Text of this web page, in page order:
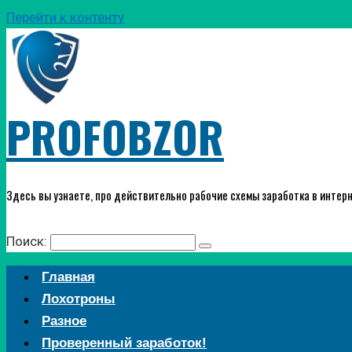
Перейти к контенту
PROFOBZOR
Здесь вы узнаете, про действительно рабочие схемы заработка в
Поиск:
Главная
Лохотроны
Разное
Проверенный заработок!